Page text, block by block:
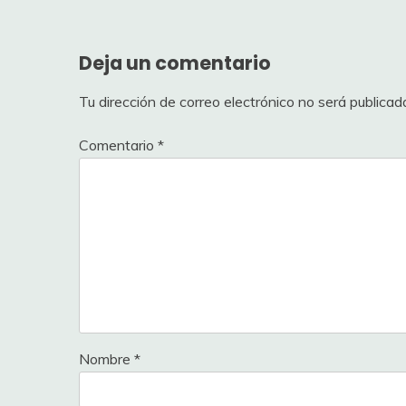
Deja un comentario
Tu dirección de correo electrónico no será
Comentario *
Nombre *